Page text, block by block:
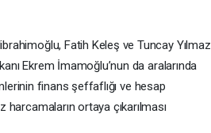
Fatih Keleş ve Tuncay Yılmaz
Ekrem İmamoğlu’nun da aralarında
finans şeffaflığı ve hesap
ortaya çıkarılması